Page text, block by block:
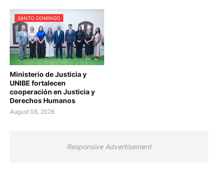
SANTO DOMINGO
Ministerio de Justicia y
UNIBE fortalecen
cooperación en Justicia y
Derechos Humanos
August 08, 2026
Responsive Advertisement